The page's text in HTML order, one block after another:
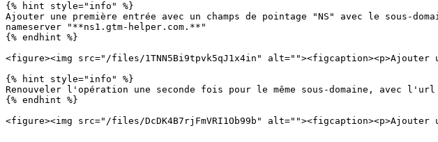
{% hint style="info" %}
Ajouter une première entrée avec un champs de pointage "NS" avec le sous-
nameserver "**ns1.gtm-helper.com.**"
{% endhint %}
<figure><img src="/files/1TNN5Bi9tpvk5qJ1x4in" alt=""><figcaption><p>Ajouter
{% hint style="info" %}
Renouveler l'opération une seconde fois pour le même sous-domaine, avec
{% endhint %}